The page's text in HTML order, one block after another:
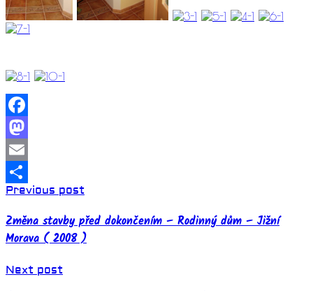
Facebook
Mastodon
Email
Share
Previous post
Změna stavby před dokončením – Rodinný dům – Jižní
Morava ( 2008 )
Next post